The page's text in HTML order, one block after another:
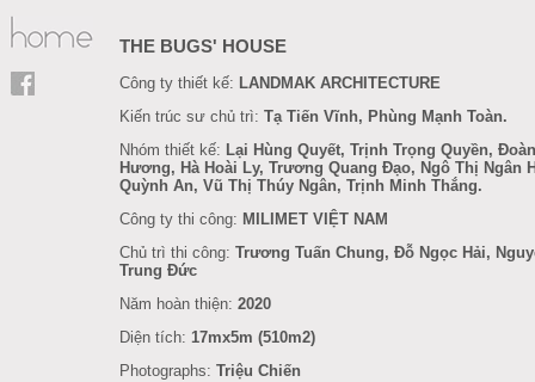
THE BUGS' HOUSE
Công ty thiết kế: LANDMAK ARCHITECTURE
Kiến trúc sư chủ trì: Tạ Tiến Vĩnh, Phùng Mạnh Toàn.
Nhóm thiết kế: Lại Hùng Quyết, Trịnh Trọng Quyền,
Hương, Hà Hoài Ly, Trương Quang Đạo, Ngô Thị Ngân
Quỳnh An, Vũ Thị Thúy Ngân, Trịnh Minh Thắng.
Công ty thi công: MILIMET VIỆT NAM
Chủ trì thi công: Trương Tuấn Chung, Đỗ Ngọc Hải,
Trung Đức
Năm hoàn thiện: 2020
Diện tích: 17mx5m (510m2)
Photographs: Triệu Chiến